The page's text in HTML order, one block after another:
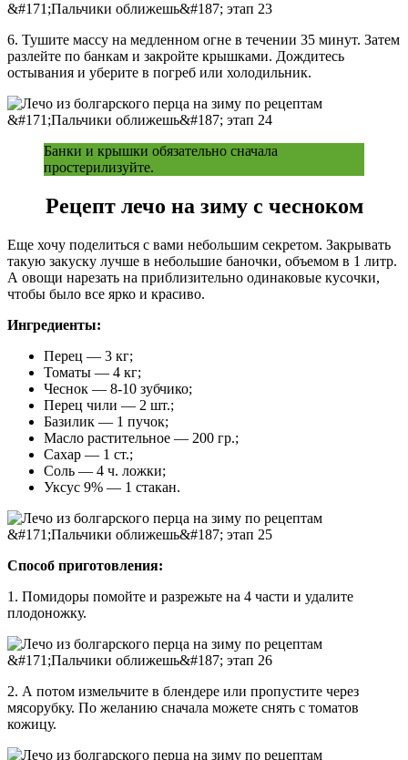
6. Тушите массу на медленном огне в течении 35 минут. Затем
разлейте по банкам и закройте крышками. Дождитесь
остывания и уберите в погреб или холодильник.
Банки и крышки обязательно сначала
простерилизуйте.
Рецепт лечо на зиму с чесноком
Еще хочу поделиться с вами небольшим секретом. Закрывать
такую закуску лучше в небольшие баночки, объемом в 1 литр.
А овощи нарезать на приблизительно одинаковые кусочки,
чтобы было все ярко и красиво.
Ингредиенты:
Перец — 3 кг;
Томаты — 4 кг;
Чеснок — 8-10 зубчико;
Перец чили — 2 шт.;
Базилик — 1 пучок;
Масло растительное — 200 гр.;
Сахар — 1 ст.;
Соль — 4 ч. ложки;
Уксус 9% — 1 стакан.
Способ приготовления:
1. Помидоры помойте и разрежьте на 4 части и удалите
плодоножку.
2. А потом измельчите в блендере или пропустите через
мясорубку. По желанию сначала можете снять с томатов
кожицу.